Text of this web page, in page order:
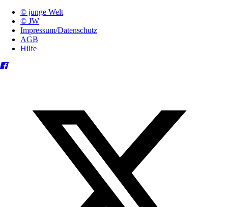
© junge Welt
© JW
Impressum/Datenschutz
AGB
Hilfe